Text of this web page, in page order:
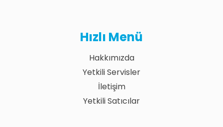
Hızlı Menü
Hakkımızda
Yetkili Servisler
İletişim
Yetkili Satıcılar